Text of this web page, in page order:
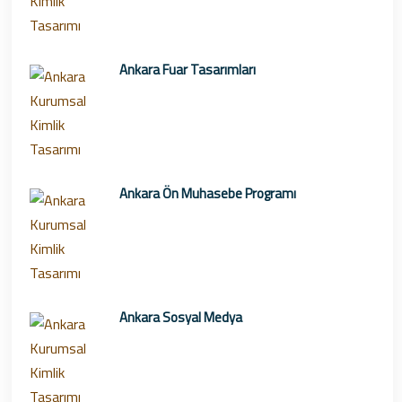
Ankara Fuar Tasarımları
Ankara Ön Muhasebe Programı
Ankara Sosyal Medya